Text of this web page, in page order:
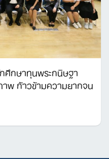
กษาทุนพระกนิษฐา
พ ก้าวข้ามความยากจน